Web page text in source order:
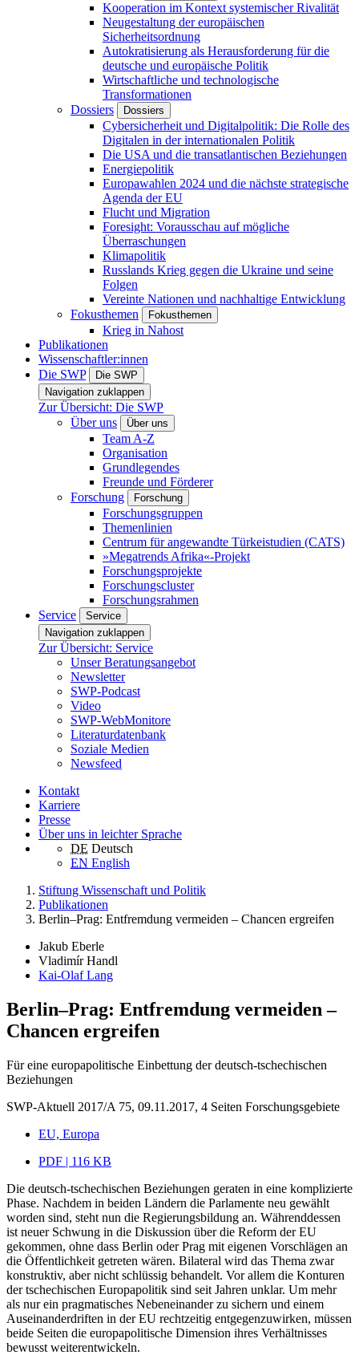
Kooperation im Kontext systemischer Rivalität
Neugestaltung der europäischen
Sicherheitsordnung
Autokratisierung als Herausforderung für die
deutsche und europäische Politik
Wirtschaftliche und technologische
Transformationen
Dossiers
Dossiers
Cybersicherheit und Digitalpolitik: Die Rolle des
Digitalen in der internationalen Politik
Die USA und die transatlantischen Beziehungen
Energiepolitik
Europawahlen 2024 und die nächste strategische
Agenda der EU
Flucht und Migration
Foresight: Vorausschau auf mögliche
Überraschungen
Klimapolitik
Russlands Krieg gegen die Ukraine und seine
Folgen
Vereinte Nationen und nachhaltige Entwicklung
Fokusthemen
Fokusthemen
Krieg in Nahost
Publikationen
Wissenschaftler:innen
Die SWP
Die SWP
Navigation zuklappen
Zur Übersicht: Die SWP
Über uns
Über uns
Team A-Z
Organisation
Grundlegendes
Freunde und Förderer
Forschung
Forschung
Forschungsgruppen
Themenlinien
Centrum für angewandte Türkeistudien (CATS)
»Megatrends Afrika«-Projekt
Forschungsprojekte
Forschungscluster
Forschungsrahmen
Service
Service
Navigation zuklappen
Zur Übersicht: Service
Unser Beratungsangebot
Newsletter
SWP-Podcast
Video
SWP-WebMonitore
Literaturdatenbank
Soziale Medien
Newsfeed
Kontakt
Karriere
Presse
Über uns in leichter Sprache
DE Deutsch
EN English
Stiftung Wissenschaft und Politik
Publikationen
Berlin–Prag: Entfremdung vermeiden – Chancen ergreifen
Jakub Eberle
Vladimír Handl
Kai-Olaf Lang
Berlin–Prag: Entfremdung vermeiden –
Chancen ergreifen
Für eine europapolitische Einbettung der deutsch-tschechischen
Beziehungen
SWP-Aktuell 2017/A 75, 09.11.2017, 4 Seiten Forschungsgebiete
EU, Europa
PDF | 116 KB
Die deutsch-tschechischen Beziehungen geraten in eine komplizierte
Phase. Nachdem in beiden Ländern die Parlamente neu gewählt
worden sind, steht nun die Regierungsbildung an. Währenddessen
ist neuer Schwung in die Diskussion über die Reform der EU
gekommen, ohne dass Berlin oder Prag mit eigenen Vorschlägen an
die Öffentlichkeit getreten wären. Bilateral wird das Thema zwar
konstruktiv, aber nicht schlüssig behandelt. Vor allem die Konturen
der tschechischen Europapolitik sind seit Jahren unklar. Um mehr
als nur ein pragmatisches Nebeneinander zu sichern und einem
Auseinanderdriften in der EU rechtzeitig entgegenzuwirken, müssen
beide Seiten die europapolitische Dimension ihres Verhältnisses
bewusst weiterentwickeln.